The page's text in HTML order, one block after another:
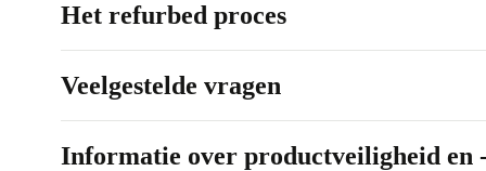
Met de Apple TV-app heb je alle entertainmentopties
oogopslag en op een locatie bij de hand.
Is de refurbished™ Apple TV 4K een goede tv voor mij?
Het refurbed proces
Veelgestelde vragen
Informatie over productveiligheid en